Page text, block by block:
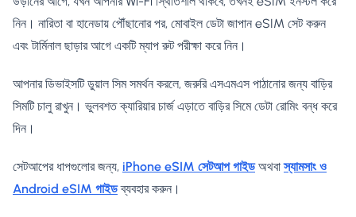
নিন। নারিতা বা হানেডায় পৌঁছানোর পর, মোবাইল ডেটা জাপান eSIM সেট করুন
এবং টার্মিনাল ছাড়ার আগে একটি ম্যাপ রুট পরীক্ষা করে নিন।
আপনার ডিভাইসটি ডুয়াল সিম সমর্থন করলে, জরুরি এসএমএস পাঠানোর জন্য বাড়ির
সিমটি চালু রাখুন। ভুলবশত ক্যারিয়ার চার্জ এড়াতে বাড়ির সিমে ডেটা রোমিং বন্ধ করে
দিন।
সেটআপের ধাপগুলোর জন্য, iPhone eSIM সেটআপ গাইডঅথবাস্যামসাং ও
Android eSIM গাইডব্যবহার করুন।